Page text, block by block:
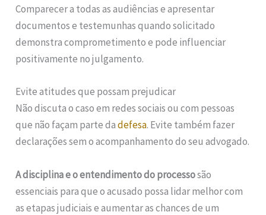
Comparecer a todas as audiências e apresentar
documentos e testemunhas quando solicitado
demonstra comprometimento e pode influenciar
positivamente no julgamento.
Evite atitudes que possam prejudicar
Não discuta o caso em redes sociais ou com pessoas
que não façam parte dadefesa. Evite também fazer
declarações sem o acompanhamento do seu advogado.
A disciplina e o entendimento do processosão
essenciais para que o acusado possa lidar melhor com
as etapas judiciais e aumentar as chances de um